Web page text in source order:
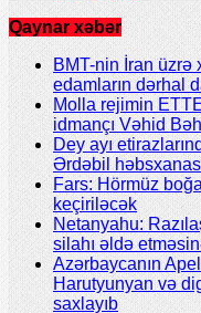
Qaynar xəbər
BMT-nin İran üzrə
edamların dərhal
Molla rejimin
idmançı Vəhid
Dey ayı
Ərdəbil
Fars: Hörmüz
keçiriləcək
Netanyahu:
silahı əldə
Azərbaycanın
Harutyunyan və
saxlayıb